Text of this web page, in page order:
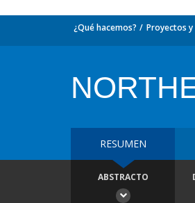
¿Qué hacemos? Proyectos
RESUMEN
ABSTRACTO